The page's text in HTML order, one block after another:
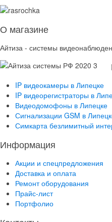
О магазине
Айтиза - системы
IP видеокамеры в Липецке
IP видеорегистраторы в
Видеодомофоны в Липецке
Сигнализации GSM в
Симкарта безлимитный
Информация
Акции и спецпредложения
Доставка и оплата
Ремонт оборудования
Прайс-лист
Портфолио